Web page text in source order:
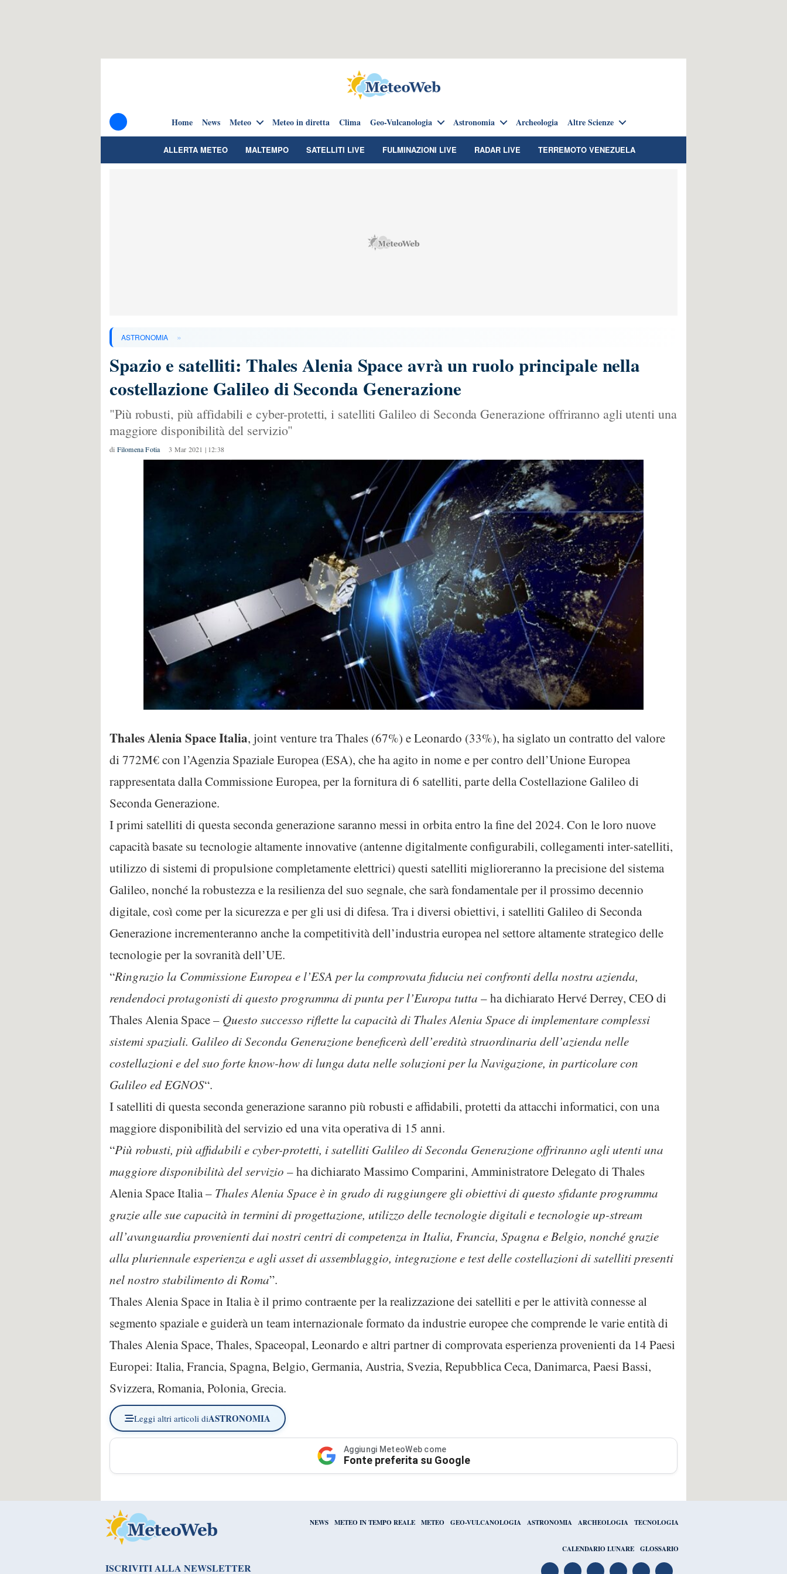
Home News Meteo Meteo in diretta Clima Geo-Vulcanologia Astronomia Archeologia Altre Scienze
ALLERTA METEO MALTEMPO SATELLITI LIVE FULMINAZIONI LIVE RADAR LIVE TERREMOTO VENEZUELA
ASTRONOMIA »
Spazio e satelliti: Thales Alenia Space avrà un ruolo principale nella
costellazione Galileo di Seconda Generazione
"Più robusti, più affidabili e cyber-protetti, i satelliti Galileo di Seconda Generazione offriranno agli utenti una
maggiore disponibilità del servizio"
di Filomena Fotia 3 Mar 2021 | 12:38
ThalesAlenia SpaceItalia, joint venture tra Thales (67%) e Leonardo (33%), ha siglato un contratto del valore
di 772M€ con l’Agenzia Spaziale Europea (ESA), che ha agito in nome e per contro dell’Unione Europea
rappresentata dalla Commissione Europea, per la fornitura di 6 satelliti, parte della Costellazione Galileo di
Seconda Generazione.
I primi satelliti di questa seconda generazione saranno messi in orbita entro la fine del 2024. Con le loro nuove
capacità basate su tecnologie altamente innovative (antenne digitalmente configurabili, collegamenti inter-satelliti,
utilizzo di sistemi di propulsione completamente elettrici) questi satelliti miglioreranno la precisione del sistema
Galileo, nonché la robustezza e la resilienza del suo segnale, che sarà fondamentale per il prossimo decennio
digitale, così come per la sicurezza e per gli usi di difesa. Tra i diversi obiettivi, i satelliti Galileo di Seconda
Generazione incrementeranno anche la competitività dell’industria europea nel settore altamente strategico delle
tecnologie per la sovranità dell’UE.
“Ringrazio la Commissione Europea e l’ESA per la comprovata fiducia nei confronti della nostra azienda,
rendendoci protagonisti di questo programma di punta per l’Europa tutta – ha dichiarato Hervé Derrey, CEO di
Thales Alenia Space – Questo successo riflette la capacità di Thales Alenia Space di implementare complessi
sistemi spaziali. Galileo di Seconda Generazione beneficerà dell’eredità straordinaria dell’azienda nelle
costellazioni e del suo forte know-how di lunga data nelle soluzioni per la Navigazione, in particolare con
Galileo ed EGNOS“.
I satelliti di questa seconda generazione saranno più robusti e affidabili, protetti da attacchi informatici, con una
maggiore disponibilità del servizio ed una vita operativa di 15 anni.
“Più robusti, più affidabili e cyber-protetti, i satelliti Galileo di Seconda Generazione offriranno agli utenti una
maggiore disponibilità del servizio – ha dichiarato Massimo Comparini, Amministratore Delegato di Thales
Alenia Space Italia – Thales Alenia Space è in grado di raggiungere gli obiettivi di questo sfidante programma
grazie alle sue capacità in termini di progettazione, utilizzo delle tecnologie digitali e tecnologie up-stream
all’avanguardia provenienti dai nostri centri di competenza in Italia, Francia, Spagna e Belgio, nonché grazie
alla pluriennale esperienza e agli asset di assemblaggio, integrazione e test delle costellazioni di satelliti presenti
nel nostro stabilimento di Roma”.
Thales Alenia Space in Italia è il primo contraente per la realizzazione dei satelliti e per le attività connesse al
segmento spaziale e guiderà un team internazionale formato da industrie europee che comprende le varie entità di
Thales Alenia Space, Thales, Spaceopal, Leonardo e altri partner di comprovata esperienza provenienti da 14 Paesi
Europei: Italia, Francia, Spagna, Belgio, Germania, Austria, Svezia, Repubblica Ceca, Danimarca, Paesi Bassi,
Svizzera, Romania, Polonia, Grecia.
Leggi altri articoli diASTRONOMIA
Aggiungi MeteoWeb come
Fonte preferita su Google
NEWS METEO IN TEMPO REALE METEO GEO-VULCANOLOGIA ASTRONOMIA ARCHEOLOGIA TECNOLOGIA
CALENDARIO LUNARE GLOSSARIO
ISCRIVITI ALLA NEWSLETTER